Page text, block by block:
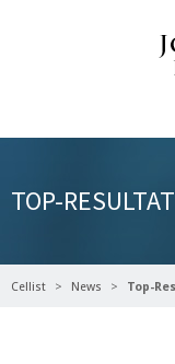
TOP-
Cellist News Top-